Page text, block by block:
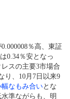
％高、東証
0.34％安となっ
スの主要3市場合
り、10月7日以来9
なもみ合いとな
準ながらも、明